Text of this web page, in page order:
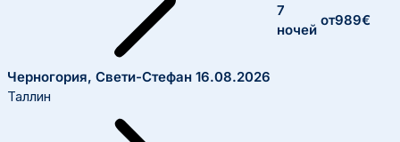
Черногория, Свети-Стефан 16.08.2026
Таллин
7
ночей
от989€